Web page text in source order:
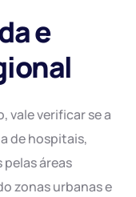
e
vale verificar se a
de hospitais,
áreas
zonas urbanas e